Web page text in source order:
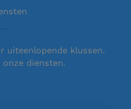
uiteenlopende klussen.
diensten.